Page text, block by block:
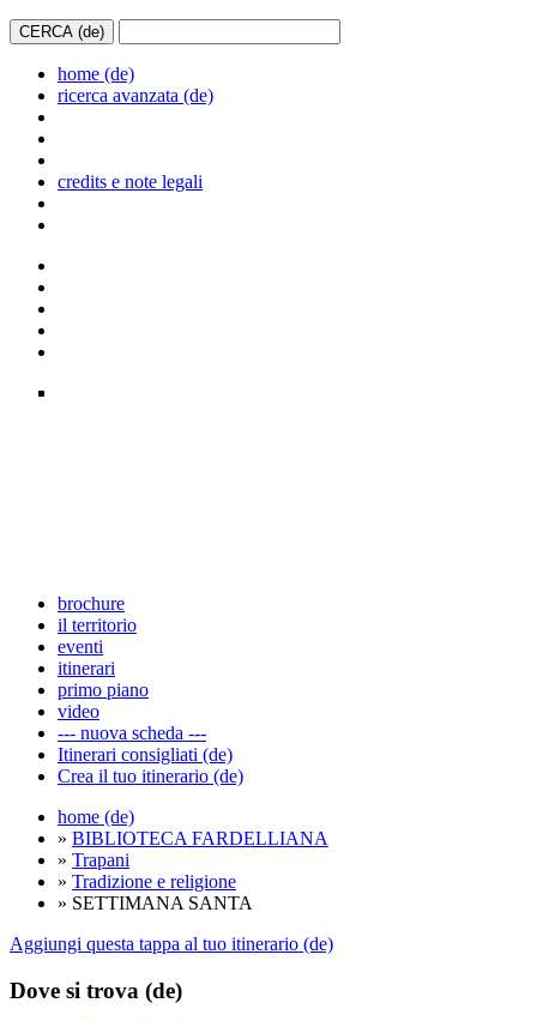
home (de)
ricerca avanzata (de)
credits e note legali
brochure
il territorio
eventi
itinerari
primo piano
video
--- nuova scheda ---
Itinerari consigliati (de)
Crea il tuo itinerario (de)
home (de)
» BIBLIOTECA FARDELLIANA
» Trapani
» Tradizione e religione
» SETTIMANA SANTA
Aggiungi questa tappa al tuo itinerario (de)
Dove si trova (de)